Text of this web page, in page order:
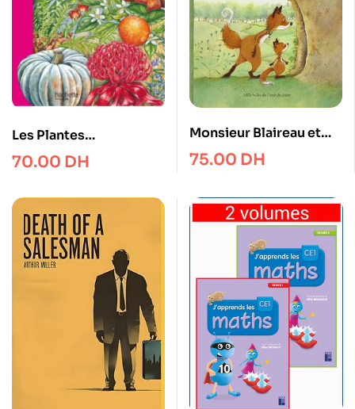
Les Plantes
Documentaire Niveau 1
70.00 DH
Monsieur Blaireau et
Madame Renarde –
Tome 1 – La Rencontre
75.00 DH